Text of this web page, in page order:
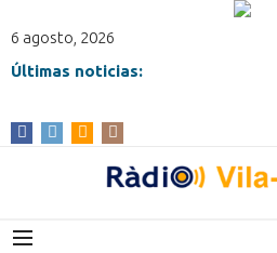
6 agosto, 2026
Últimas noticias: